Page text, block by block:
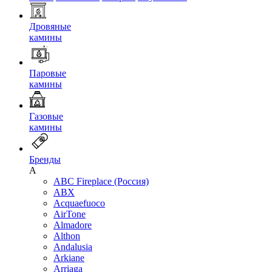
Дровяные
камины
Паровые
камины
Газовые
камины
Бренды
A
ABC Fireplace (Россия)
ABX
Acquaefuoco
AirTone
Almadore
Althon
Andalusia
Arkiane
Arriaga